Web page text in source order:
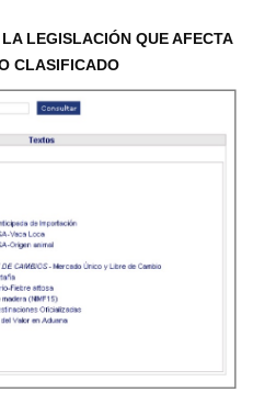
LEGISLACIÓN QUE AFECTA
CLASIFICADO